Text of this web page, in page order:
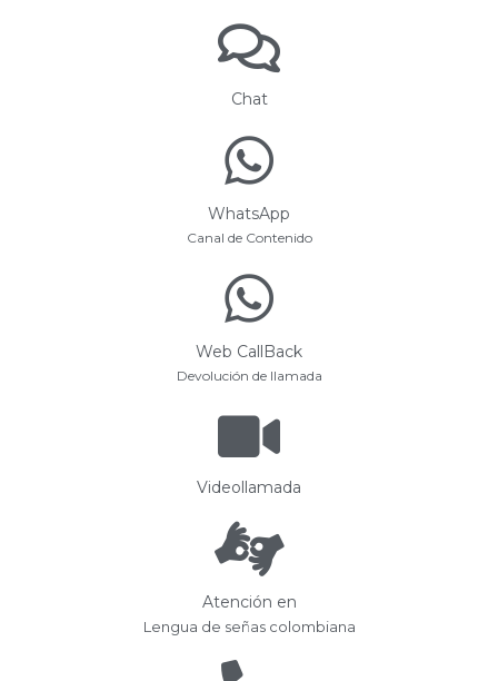
Chat
WhatsApp
Canal de Contenido
Web CallBack
Devolución de llamada
Videollamada
Atención en
Lengua de señas colombiana